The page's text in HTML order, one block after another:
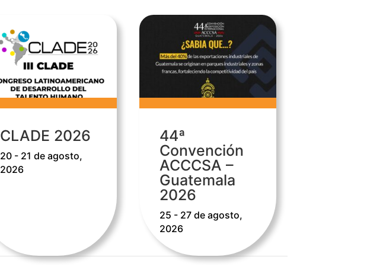
CLADE 2026
20 - 21 de agosto,
2026
44ª
Convención
ACCCSA –
Guatemala
2026
25 - 27 de agosto,
2026